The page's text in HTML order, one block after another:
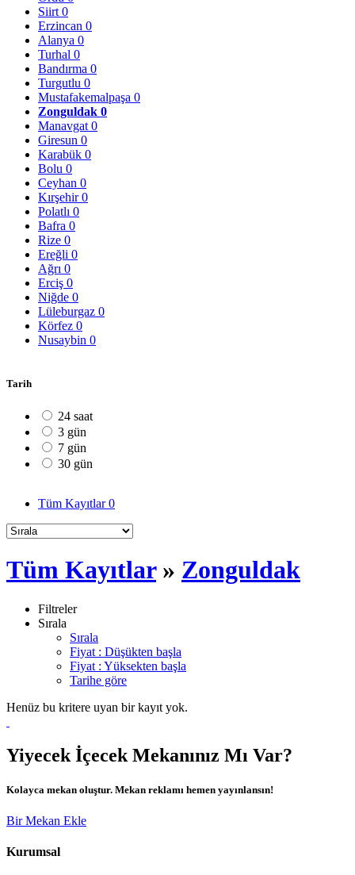
Siirt 0
Erzincan 0
Alanya 0
Turhal 0
Bandırma 0
Turgutlu 0
Mustafakemalpaşa 0
Zonguldak 0
Manavgat 0
Giresun 0
Karabük 0
Bolu 0
Ceyhan 0
Kırşehir0
Polatlı 0
Bafra 0
Rize 0
Ereğli 0
Ağrı 0
Erciş 0
Niğde 0
Lüleburgaz 0
Körfez 0
Nusaybin 0
Tarih
24 saat
3 gün
7 gün
30 gün
Tüm Kayıtlar0
Tüm Kayıtlar» Zonguldak
Filtreler
Sırala
Sırala
Fiyat : Düşükten başla
Fiyat : Yüksekten başla
Tarihe göre
Henüz bu kritere uyan bir kayıt yok.
Yiyecek İçecek Mekanınız Mı Var?
Kolayca mekan oluştur. Mekan reklamı hemen yayınlansın!
Bir Mekan Ekle
Kurumsal